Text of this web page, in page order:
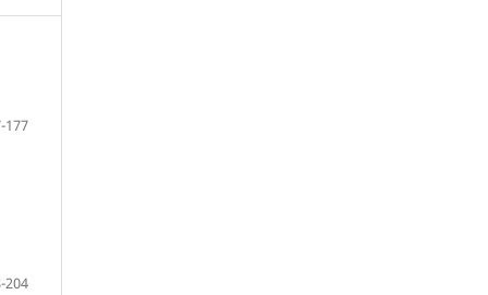
177
204